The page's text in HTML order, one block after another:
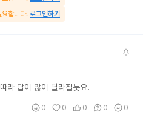
요합니다. 로그인하기
라 답이 많이 달라질듯요.
0 0 0 0 0